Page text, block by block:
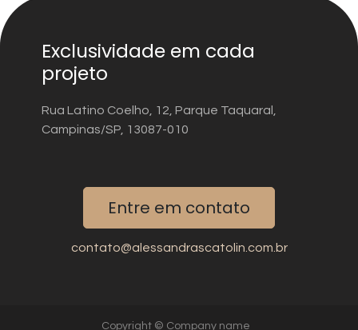
Exclusividade em cada
projeto
Entre em contato
Rua Latino Coelho, 12, Parque Taquaral,
Campinas/SP, 13087-010
contato@alessandrascatolin.com.br
Copyright © Company name